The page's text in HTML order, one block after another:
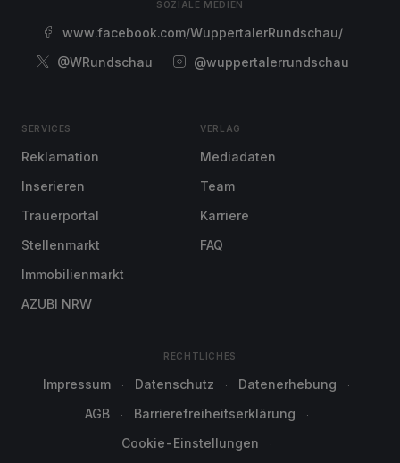
SOZIALE MEDIEN
www.facebook.com/WuppertalerRundschau/
@WRundschau
@wuppertalerrundschau
SERVICES
Reklamation
Inserieren
Trauerportal
Stellenmarkt
Immobilienmarkt
AZUBI NRW
VERLAG
Mediadaten
Team
Karriere
FAQ
RECHTLICHES
Impressum Datenschutz
Datenerhebung
AGB
Barrierefreiheitserklärung
Cookie-Einstellungen